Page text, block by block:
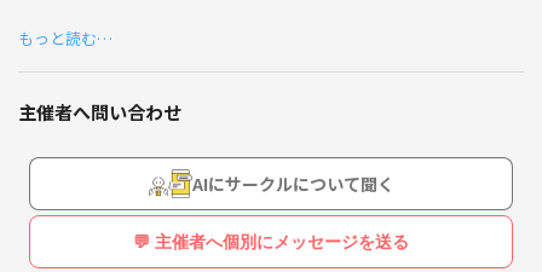
7月〜12月の間、
集中的にオンライン（zoom）でトレーニングしよう！
という企画です。
土曜日 10時30分〜11時
火曜日 21時〜21時30分
（時々変更もあります）
もっと読む…
主催者へ問い合わせ
AIにサークルについて聞く
💬 主催者へ個別にメッセージを送る